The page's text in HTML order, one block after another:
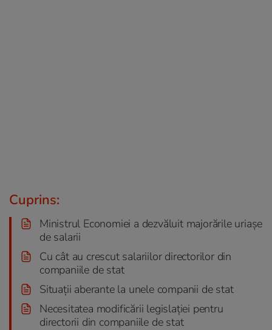
Cuprins:
Ministrul Economiei a dezvăluit majorările uriașe
de salarii
Cu cât au crescut salariilor directorilor din
companiile de stat
Situații aberante la unele companii de stat
Necesitatea modificării legislației pentru
directorii din companiile de stat